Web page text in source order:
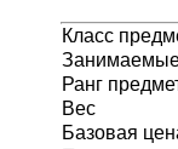
Класс
Ранг
Вес
Базовая